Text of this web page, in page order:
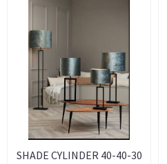
SHADE CYLINDER 40-40-30